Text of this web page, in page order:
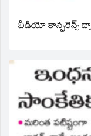
వీడియో కాన్ఫరెన్స్